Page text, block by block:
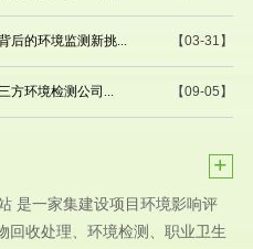
【03-31】
后的环境监测新挑...
【09-05】
方环境检测公司...
+
是一家集建设项目环境影响评
回收处理、环境检测、职业卫生